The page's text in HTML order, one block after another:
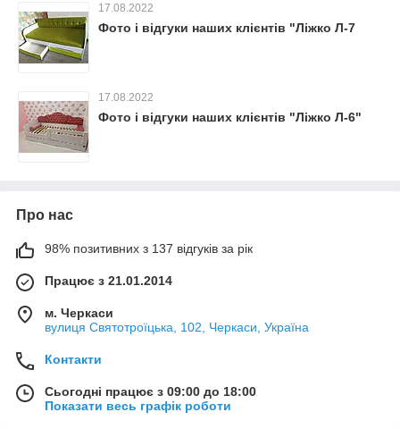
17.08.2022
Фото і відгуки наших клієнтів "Ліжко Л-7
17.08.2022
Фото і відгуки наших клієнтів "Ліжко Л-6"
Про нас
98% позитивних з 137 відгуків за рік
Працює з 21.01.2014
м. Черкаси
вулиця Святотроїцька, 102, Черкаси, Україна
Контакти
Сьогодні працює з 09:00 до 18:00
Показати весь графік роботи